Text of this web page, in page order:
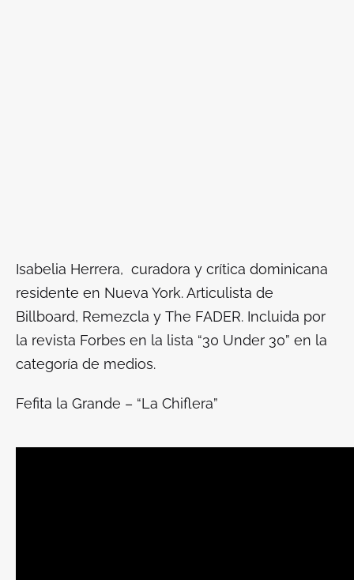
Isabelia Herrera, curadora y crítica dominicana
residente en Nueva York. Articulista de
Billboard, Remezcla y The FADER. Incluida por
la revista Forbes en la lista “30 Under 30” en la
categoría de medios.
Fefita la Grande – “La Chiflera”